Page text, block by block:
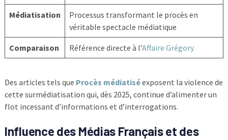
Médiatisation
Processus transformant le procès en
véritable spectacle médiatique
Comparaison Référence directe à l’Affaire Grégory
Des articles tels que Procès médiatiséexposent la violence de
cette surmédiatisation qui, dès 2025, continue d’alimenter un
flot incessant d’informations et d’interrogations.
Influence des Médias Français et des